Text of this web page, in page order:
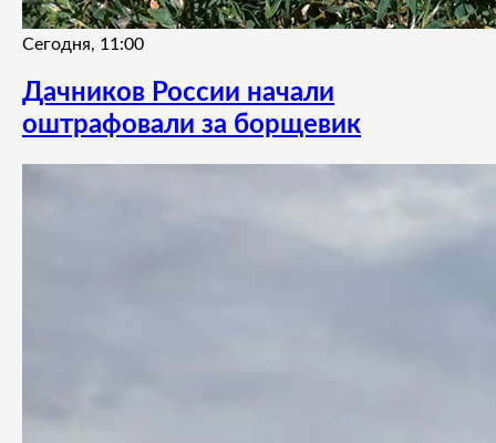
Сегодня, 11:00
Дачников России начали
оштрафовали за борщевик